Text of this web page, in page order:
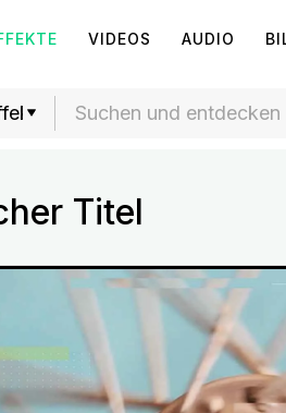
VIDEOS AUDIO
Titel